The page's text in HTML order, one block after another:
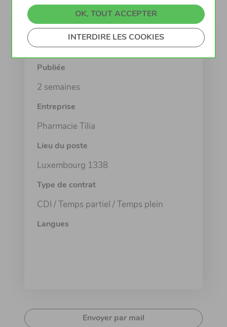
nathdemorre@live.be
Infos clés
Publiée
2 semaines
Entreprise
Pharmacie Tilia
Lieu du poste
Luxembourg 1338
Type de contrat
CDI / Temps partiel / Temps plein
Langues
Envoyer par mail
OK, TOUT ACCEPTER
INTERDIRE LES COOKIES